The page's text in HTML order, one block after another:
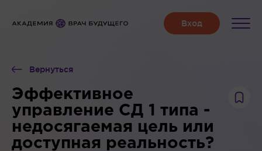
Вернуться
Эффективное
управление СД 1 типа -
недосягаемая цель или
доступная реальность?